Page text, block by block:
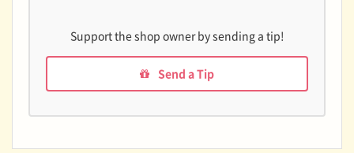
Support the shop owner by sending a tip!
Send a Tip